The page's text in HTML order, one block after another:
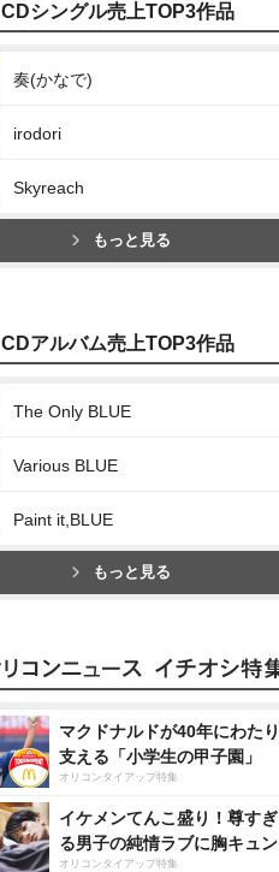
CDシングル売上TOP3作品
奏(かなで)
irodori
Skyreach
もっと見る
CDアルバム売上TOP3作品
The Only BLUE
Various BLUE
Paint it,BLUE
もっと見る
マクドナルドが40年にわたり
支える「小学生の甲子園」
オリコンタイアップ特集
イケメンてんこ盛り！尊すぎ
る男子の純情ラブに胸キュン
オリコンタイアップ特集